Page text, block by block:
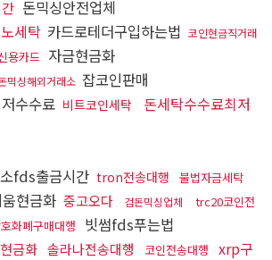
돈믹싱안전업체
세탁 카드로테더구입하는법 코인현금직거래
용카드 자금현금화
믹싱해외거래소 잡코인판매
수수료 비트코인세탁 돈세탁수수료최저
fds출금시간 tron전송대행
불법자금세탁
현금화 중고오다 검돈믹싱업체
trc20코인전
화폐구매대행 빗썸fds푸는법
금화 솔라나전송대행 코인전송대행
xrp구